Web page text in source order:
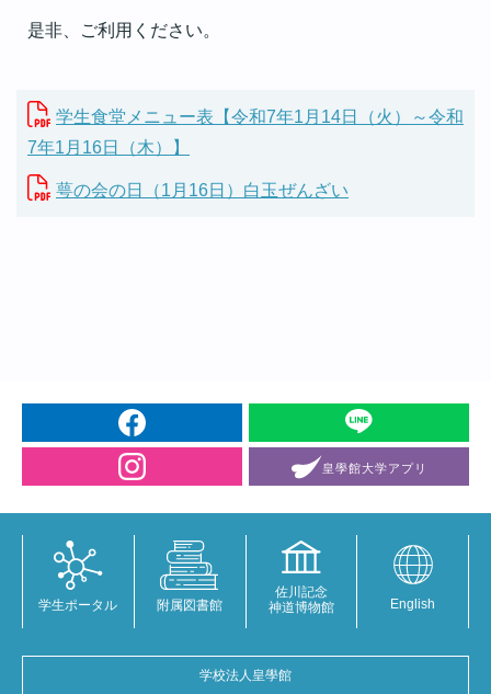
是非、ご利用ください。
学生食堂メニュー表【令和7年1月14日（火）～令和
7年1月16日（木）】
萼の会の日（1月16日）白玉ぜんざい
学校法人皇學館
学生ポータル 附属図書館
佐川記念
神道博物館
English
皇學館大学アプリ